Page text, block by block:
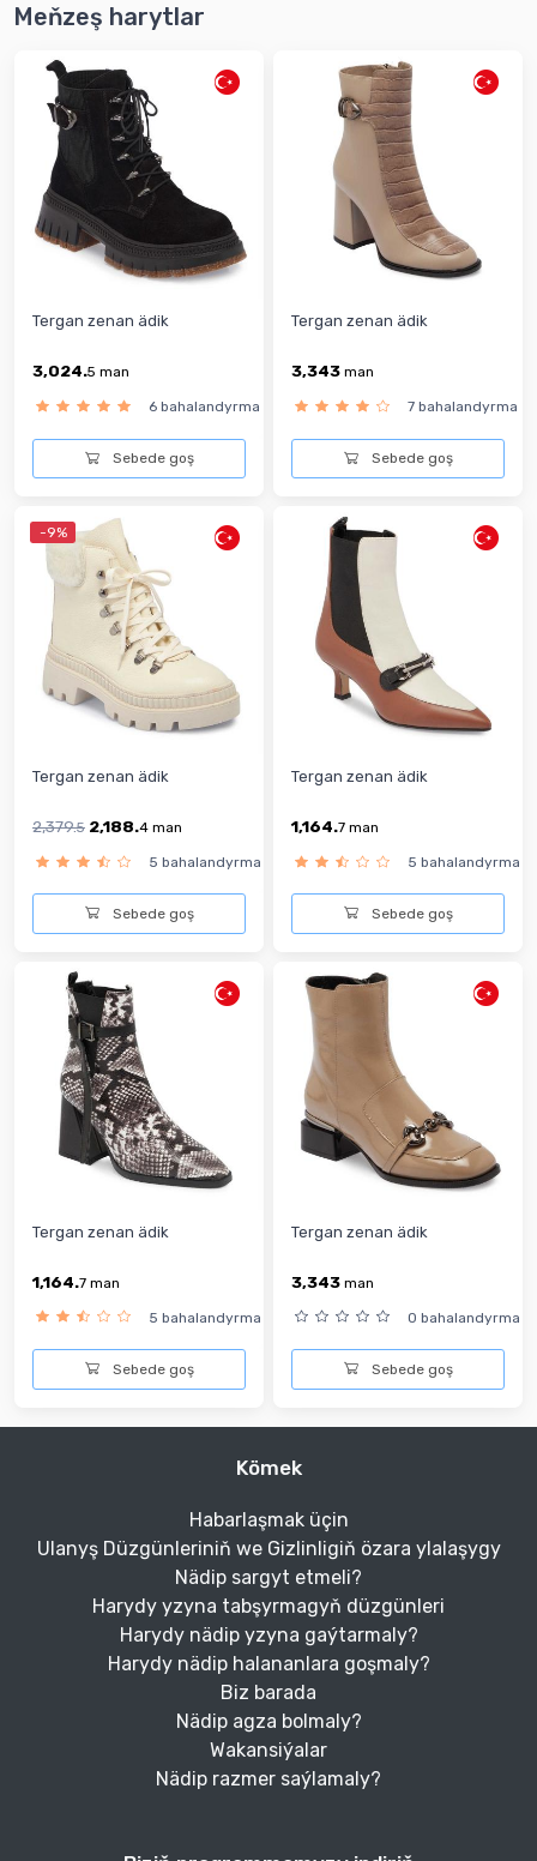
Meňzeş harytlar
Tergan zenan ädik
3,024.5 man
6 bahalandyrma
Sebede goş
Tergan zenan ädik
3,343 man
7 bahalandyrma
Sebede goş
-9%
Tergan zenan ädik
2,379.5 2,188.4 man
5 bahalandyrma
Sebede goş
Tergan zenan ädik
1,164.7 man
5 bahalandyrma
Sebede goş
Tergan zenan ädik
1,164.7 man
5 bahalandyrma
Sebede goş
Tergan zenan ädik
3,343 man
0 bahalandyrma
Sebede goş
Kömek
Habarlaşmak üçin
Ulanyş Düzgünleriniň we Gizlinligiň özara ylalaşygy
Nädip sargyt etmeli?
Harydy yzyna tabşyrmagyň düzgünleri
Harydy nädip yzyna gaýtarmaly?
Harydy nädip halananlara goşmaly?
Biz barada
Nädip agza bolmaly?
Wakansiýalar
Nädip razmer saýlamaly?